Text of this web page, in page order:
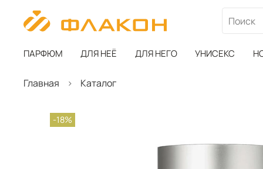
ПАРФЮМ ДЛЯ НЕЁ ДЛЯ НЕГО УНИСЕКС
Главная Каталог
-18%